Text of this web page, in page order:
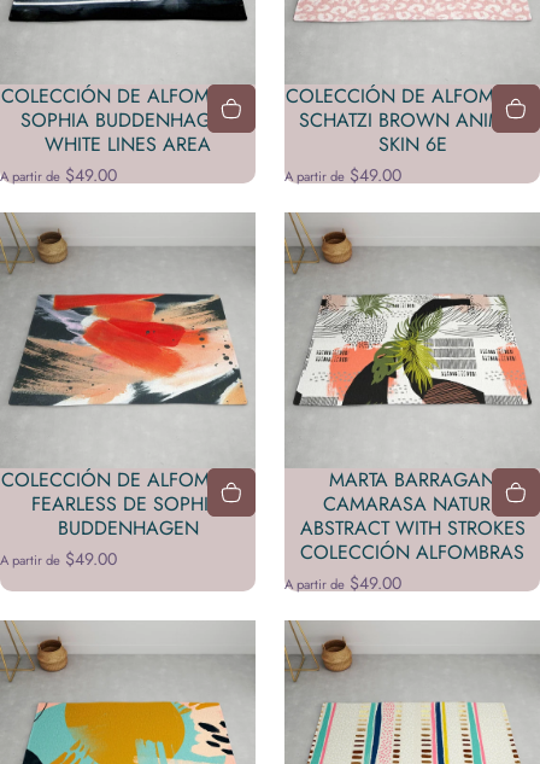
COLECCIÓN DE ALFOMBRAS
SOPHIA BUDDENHAGEN
WHITE LINES AREA
A partir de $49.00
COLECCIÓN DE ALFOMBRAS
SCHATZI BROWN ANIMAL
SKIN 6E
A partir de $49.00
COLECCIÓN DE ALFOMBRAS
FEARLESS DE SOPHIA-
BUDDENHAGEN
A partir de $49.00
MARTA BARRAGAN
CAMARASA NATURE
ABSTRACT WITH STROKES
COLECCIÓN ALFOMBRAS
A partir de $49.00